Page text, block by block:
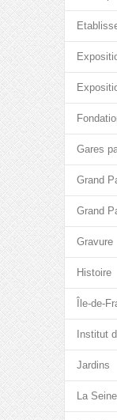
Gares
Grand
Grand
Gravure
Histoire
Île-de-
Institut
Jardins
La